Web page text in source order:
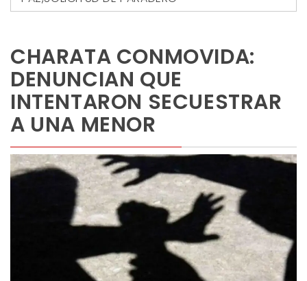
CHARATA CONMOVIDA:
DENUNCIAN QUE
INTENTARON SECUESTRAR
A UNA MENOR